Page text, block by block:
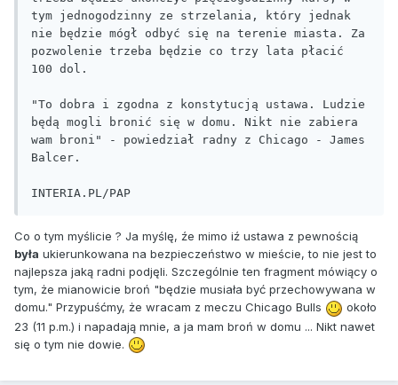
tym jednogodzinny ze strzelania, który jednak
nie będzie mógł odbyć się na terenie miasta. Za
pozwolenie trzeba będzie co trzy lata płacić
100 dol.
"To dobra i zgodna z konstytucją ustawa. Ludzie
będą mogli bronić się w domu. Nikt nie zabiera
wam broni" - powiedział radny z Chicago - James
Balcer.
INTERIA.PL/PAP
Co o tym myślicie ? Ja myślę, źe mimo iź ustawa z pewnością
była ukierunkowana na bezpieczeństwo w mieście, to nie jest to
najlepsza jaką radni podjęli. Szczególnie ten fragment mówiący o
tym, że mianowicie broń "będzie musiała być przechowywana w
domu." Przypuśćmy, że wracam z meczu Chicago Bulls
około
23 (11 p.m.) i napadają mnie, a ja mam broń w domu ... Nikt nawet
się o tym nie dowie.